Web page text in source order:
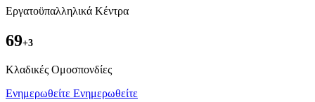
Εργατοϋπαλληλικά Κέντρα
69+3
Kλαδικές Ομοσπονδίες
Ενημερωθείτε Ενημερωθείτε